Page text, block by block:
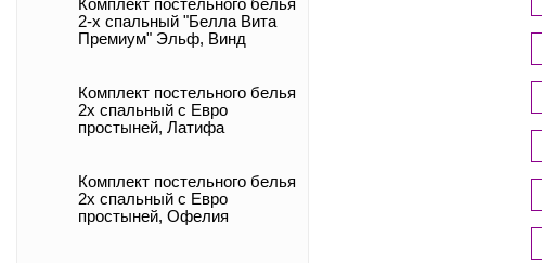
Комплект постельного белья
2-х спальный "Белла Вита
Премиум" Эльф, Винд
Комплект постельного белья
2х спальный с Евро
простыней, Латифа
Комплект постельного белья
2х спальный с Евро
простыней, Офелия